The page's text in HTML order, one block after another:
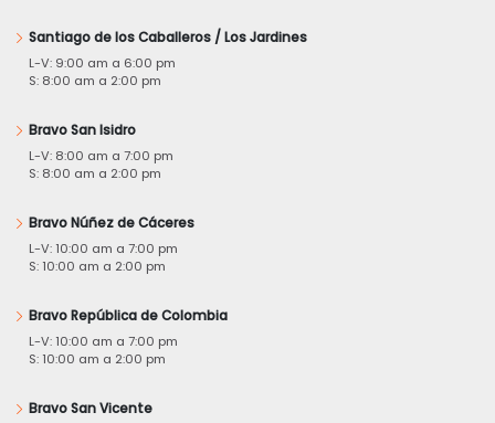
Santiago de los Caballeros / Los Jardines
L-V: 9:00 am a 6:00 pm
S: 8:00 am a 2:00 pm
Bravo San Isidro
L-V: 8:00 am a 7:00 pm
S: 8:00 am a 2:00 pm
Bravo Núñez de Cáceres
L-V: 10:00 am a 7:00 pm
S: 10:00 am a 2:00 pm
Bravo República de Colombia
L-V: 10:00 am a 7:00 pm
S: 10:00 am a 2:00 pm
Bravo San Vicente